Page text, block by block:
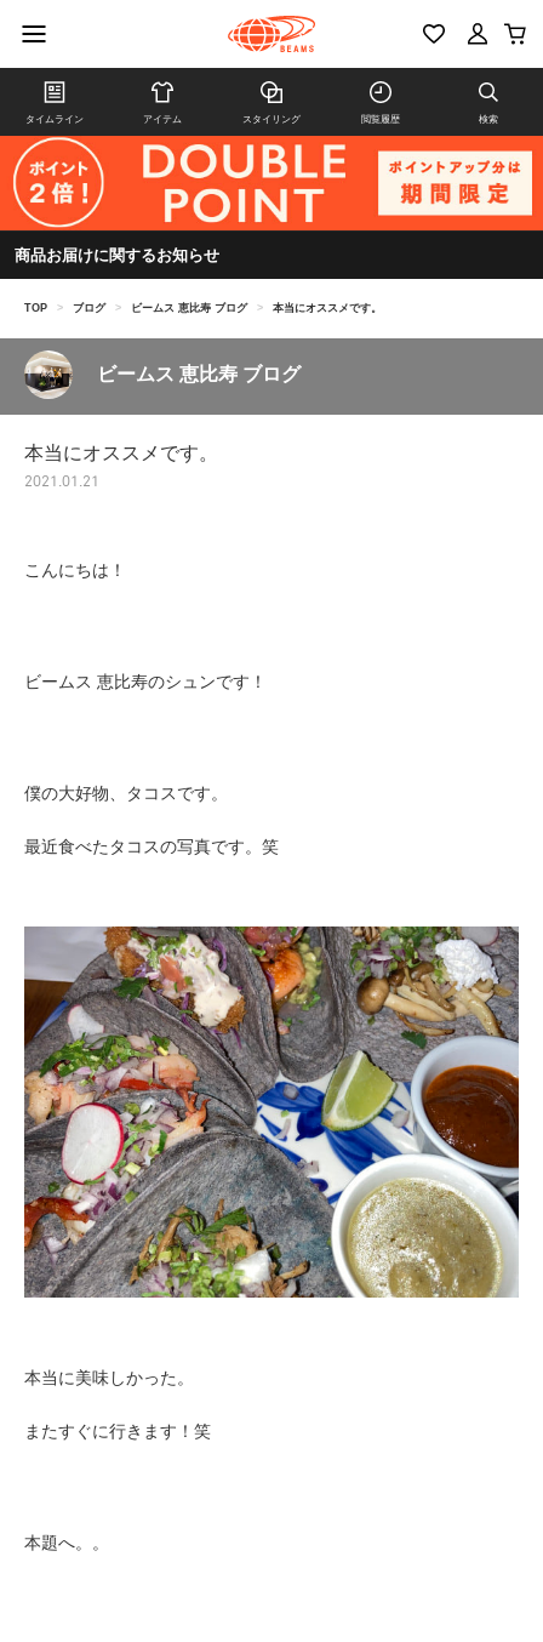
タイムライン アイテム スタイリング 閲覧履歴 検索
商品お届けに関するお知らせ
TOP > ブログ > ビームス 恵比寿 ブログ > 本当にオススメです。
ビームス 恵比寿 ブログ
本当にオススメです。
2021.01.21
こんにちは！
ビームス 恵比寿のシュンです！
僕の大好物、タコスです。
最近食べたタコスの写真です。笑
本当に美味しかった。
またすぐに行きます！笑
本題へ。。